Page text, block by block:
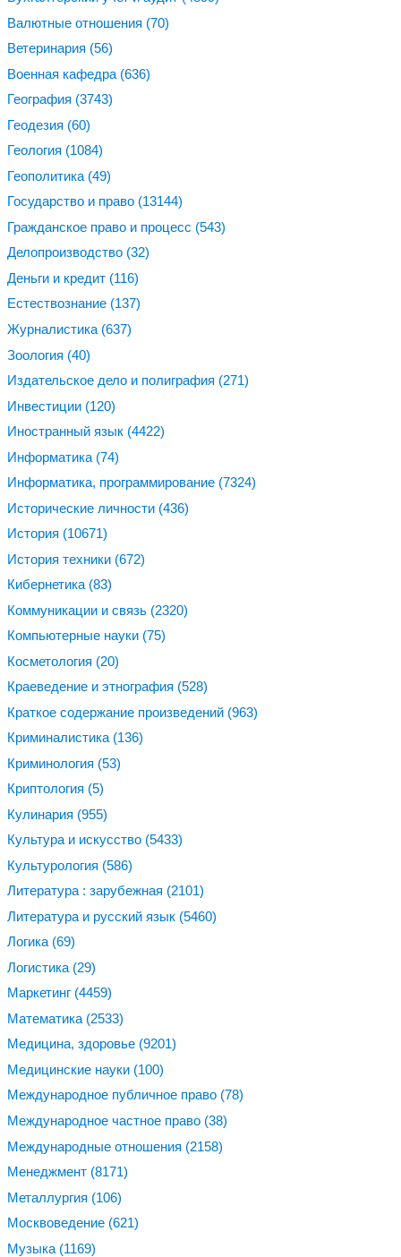
Валютные отношения (70)
Ветеринария (56)
Военная кафедра (636)
География (3743)
Геодезия (60)
Геология (1084)
Геополитика (49)
Государство и право (13144)
Гражданское право и процесс (543)
Делопроизводство (32)
Деньги и кредит (116)
Естествознание (137)
Журналистика (637)
Зоология (40)
Издательское дело и полиграфия (271)
Инвестиции (120)
Иностранный язык (4422)
Информатика (74)
Информатика, программирование (7324)
Исторические личности (436)
История (10671)
История техники (672)
Кибернетика (83)
Коммуникации и связь (2320)
Компьютерные науки (75)
Косметология (20)
Краеведение и этнография (528)
Краткое содержание произведений (963)
Криминалистика (136)
Криминология (53)
Криптология (5)
Кулинария (955)
Культура и искусство (5433)
Культурология (586)
Литература : зарубежная (2101)
Литература и русский язык (5460)
Логика (69)
Логистика (29)
Маркетинг (4459)
Математика (2533)
Медицина, здоровье (9201)
Медицинские науки (100)
Международное публичное право (78)
Международное частное право (38)
Международные отношения (2158)
Менеджмент (8171)
Металлургия (106)
Москвоведение (621)
Музыка (1169)